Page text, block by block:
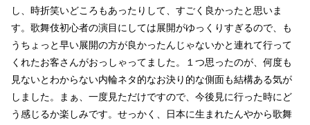
し、時折笑いどころもあったりして、すごく良かったと思いま
す。歌舞伎初心者の演目にしては展開がゆっくりすぎるので、も
うちょっと早い展開の方が良かったんじゃないかと連れて行って
くれたお客さんがおっしゃってました。１つ思ったのが、何度も
見ないとわからない内輪ネタ的なお決り的な側面も結構ある気が
しました。まぁ、一度見ただけですので、今後見に行った時にど
う感じるか楽しみです。せっかく、日本に生まれたんやから歌舞